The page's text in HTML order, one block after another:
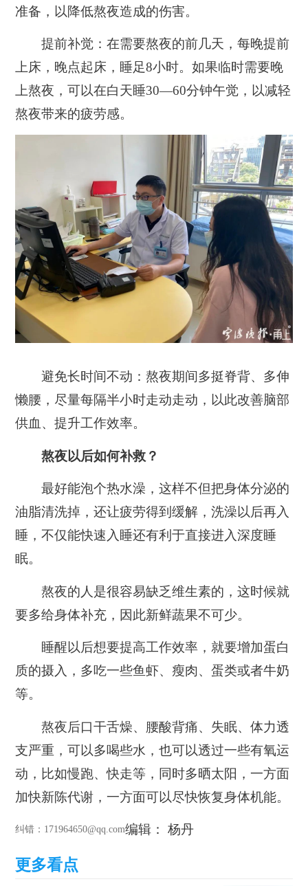
准备，以降低熬夜造成的伤害。
提前补觉：在需要熬夜的前几天，每晚提前
上床，晚点起床，睡足8小时。如果临时需要晚
上熬夜，可以在白天睡30—60分钟午觉，以减轻
熬夜带来的疲劳感。
避免长时间不动：熬夜期间多挺脊背、多伸
懒腰，尽量每隔半小时走动走动，以此改善脑部
供血、提升工作效率。
熬夜以后如何补救？
最好能泡个热水澡 ，这样不但把身体分泌的
油脂清洗掉，还让疲劳得到缓解，洗澡以后再入
睡，不仅能快速入睡还有利于直接进入深度睡
眠。
熬夜的人是很容易缺乏维生素的，这时候就
要多给身体补充，因此新鲜蔬果不可少。
睡醒以后想要提高工作效率，就要增加蛋白
质的摄入 ，多吃一些鱼虾、瘦肉、蛋类或者牛奶
等。
熬夜后口干舌燥、腰酸背痛、失眠、体力透
支严重，可以多喝些水，也可以透过一些有氧运
动 ，比如慢跑、快走等， 同时多晒太阳 ，一方面
加快新陈代谢，一方面可以尽快恢复身体机能。
纠错 ：171964650@qq.com编辑： 杨丹